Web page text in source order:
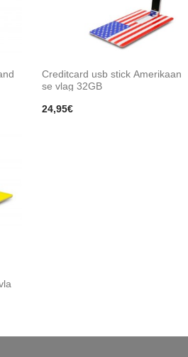
Creditcard usb stick Amerikaan
se vlag 32GB
24,95€